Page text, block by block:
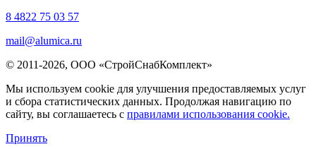
8 4822 75 03 57
mail@alumica.ru
© 2011-2026, ООО «СтройСнабКомплект»
Мы используем cookie для улучшения предоставляемых услуг
и сбора статистических данных. Продолжая навигацию по
сайту, вы соглашаетесь с правилами использования cookie.
Принять